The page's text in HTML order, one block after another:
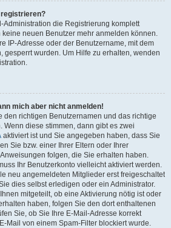
Administration die Registrierung komplett
neuen Benutzer mehr anmelden können.
IP-Adresse oder der Benutzername, mit dem
gesperrt wurden. Um Hilfe zu erhalten, wenden
mich aber nicht anmelden!
den richtigen Benutzernamen und das richtige
Wenn diese stimmen, dann gibt es zwei
aktiviert ist und Sie angegeben haben, dass Sie
Sie bzw. einer Ihrer Eltern oder Ihrer
folgen, die Sie erhalten haben.
Ihr Benutzerkonto vielleicht aktiviert werden.
neu angemeldeten Mitglieder erst freigeschaltet
dies selbst erledigen oder ein Administrator.
mitgeteilt, ob eine Aktivierung nötig ist oder
haben, folgen Sie den dort enthaltenen
Sie, ob Sie Ihre E-Mail-Adresse korrekt
Mail von einem Spam-Filter blockiert wurde.